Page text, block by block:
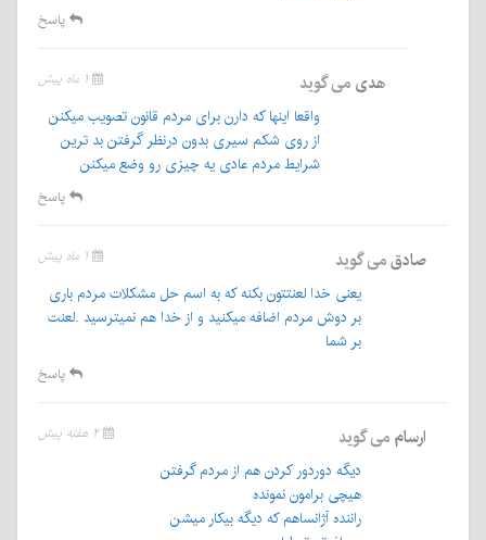
پاسخ
هدی می گوید
واقعا اینها که دارن برای مردم قانون تصویب میکنن
از روی شکم سیری بدون درنظر گرفتن بد ترین
شرایط مردم عادی یه چیزی رو وضع میکنن
پاسخ
صادقمی گوید
یعنی خدا لعنتتون بکنه که به اسم حل مشکلات مردم باری
بر دوش مردم اضافه میکنید و از خدا هم نمیترسید .لعنت
بر شما
پاسخ
ارسام می گوید ۲ هفته پیش
دیگه دوردور کردن هم از مردم گرفتن
هیچی برامون نمونده
راننده آژانساهم که دیگه بیکار میشن